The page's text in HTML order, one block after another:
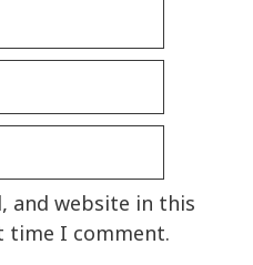
and website in this
time I comment.